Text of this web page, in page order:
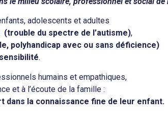
adolescents et adultes
du spectre de l’autisme),
polyhandicap avec ou sans déficience)
.
humains et empathiques,
et à l’écoute de la famille :
la connaissance fine de leur enfant.